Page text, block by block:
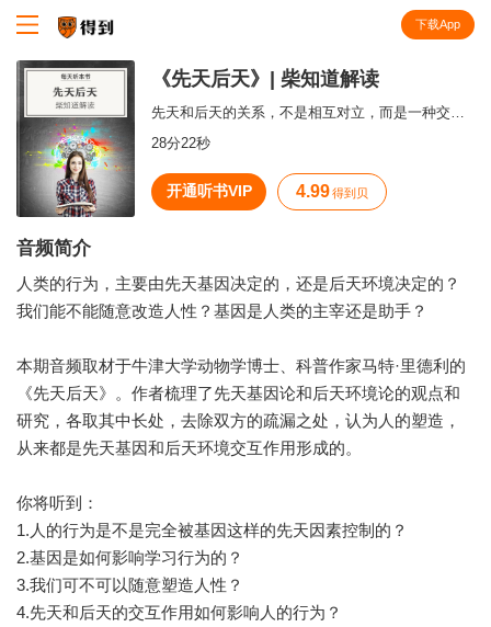
下载App
《先天后天》| 柴知道解读
先天和后天的关系，不是相互对立，而是一种交互关系。
28分22秒
开通听书VIP 4.99 得到贝
音频简介
人类的行为，主要由先天基因决定的，还是后天环境决定的？
我们能不能随意改造人性？基因是人类的主宰还是助手？
本期音频取材于牛津大学动物学博士、科普作家马特·里德利的
《先天后天》。作者梳理了先天基因论和后天环境论的观点和
研究，各取其中长处，去除双方的疏漏之处，认为人的塑造，
从来都是先天基因和后天环境交互作用形成的。
你将听到：
1.人的行为是不是完全被基因这样的先天因素控制的？
2.基因是如何影响学习行为的？
3.我们可不可以随意塑造人性？
4.先天和后天的交互作用如何影响人的行为？